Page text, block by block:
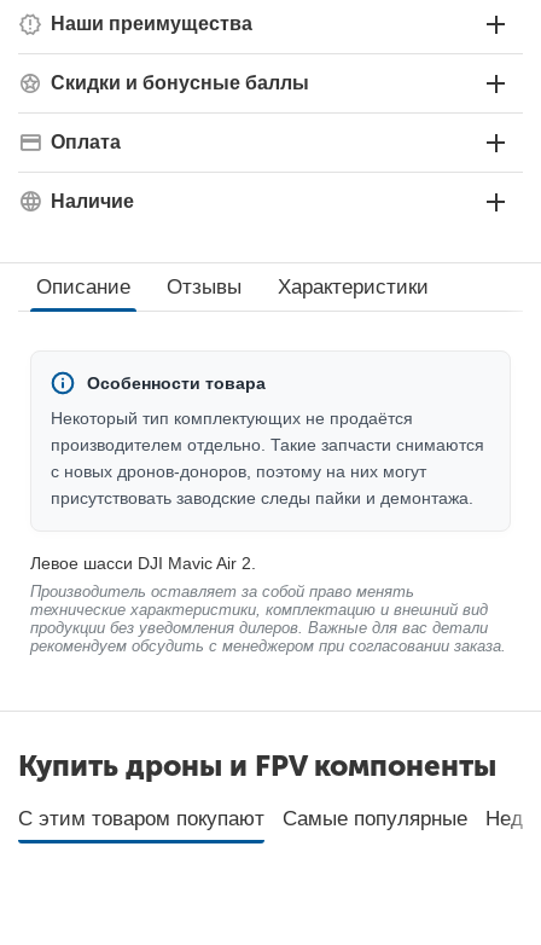
Наши преимущества
Скидки и бонусные баллы
Оплата
Наличие
Описание Отзывы Характеристики
Особенности товара
Некоторый тип комплектующих не продаётся
производителем отдельно. Такие запчасти снимаются
с новых дронов-доноров, поэтому на них могут
присутствовать заводские следы пайки и демонтажа.
Левое шасси DJI Mavic Air 2.
Производитель оставляет за собой право менять
технические характеристики, комплектацию и внешний вид
продукции без уведомления дилеров. Важные для вас детали
рекомендуем обсудить с менеджером при согласовании заказа.
Купить дроны и FPV компоненты
С этим товаром покупают Самые популярные